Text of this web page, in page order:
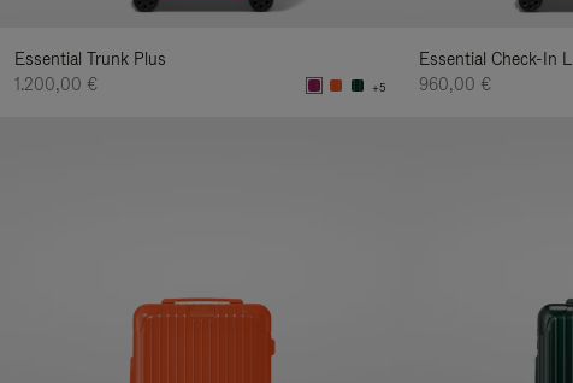
Essential Trunk Plus
1.200,00 €
+5
Essential Check-In L
960,00 €